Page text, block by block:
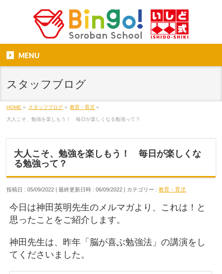
MENU
スタッフブログ
HOME » スタッフブログ » 教育・育児 »
大人こそ、勉強を楽しもう！ 毎日が楽しくなる勉強って？
大人こそ、勉強を楽しもう！ 毎日が楽しくな
る勉強って？
投稿日 : 05/09/2022 最終更新日時 : 06/09/2022 カテゴリー :教育・育児
今日は神田英明先生のメルマガより、これは！と
思ったことをご紹介します。
神田先生は、昨年「脳が喜ぶ勉強法」の講演をし
てくださいました。